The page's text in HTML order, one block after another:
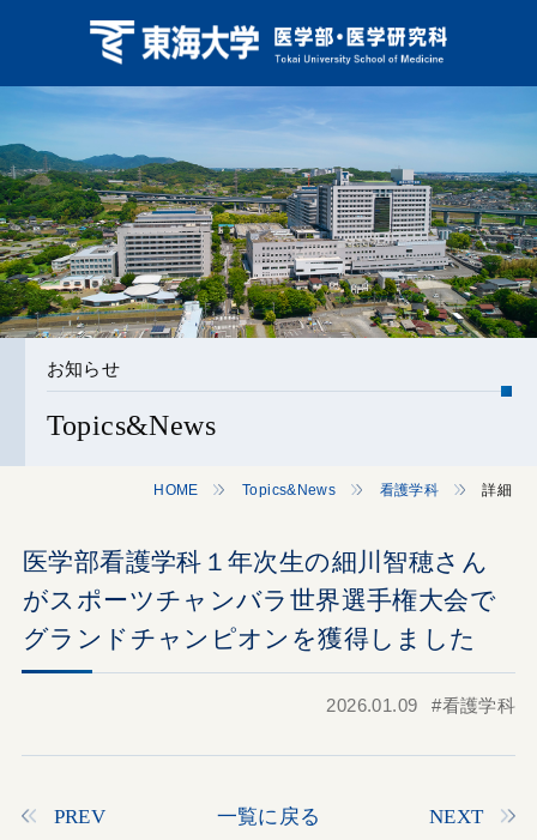
お知らせ
Topics&News
HOME Topics&News 看護学科 詳細
医学部看護学科１年次生の細川智穂さん
がスポーツチャンバラ世界選手権大会で
グランドチャンピオンを獲得しました
2026.01.09 看護学科
PREV 一覧に戻る NEXT